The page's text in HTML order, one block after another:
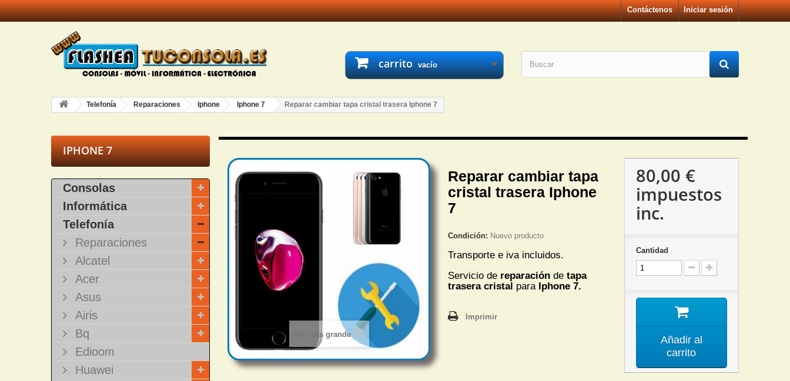
Iniciar sesión
Contáctenos
carrito vacío
Telefonía Reparaciones Iphone Iphone 7 Reparar cambiar tapa cristal trasera Iphone 7
IPHONE 7
Consolas
Informática
Telefonía
Reparaciones
Alcatel
Acer
Asus
Airis
Bq
Edioom
Huawei
Ver más grande
Reparar cambiar tapa
cristal trasera Iphone
7
Condición: Nuevo producto
Transporte e iva incluidos.
Servicio de reparación de tapa
trasera cristal para Iphone 7.
Imprimir
80,00 €
impuestos
inc.
Cantidad
Añadir al
carrito